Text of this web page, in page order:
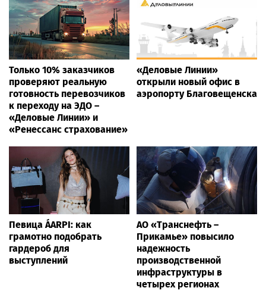
Только 10% заказчиков
проверяют реальную
готовность перевозчиков
к переходу на ЭДО –
«Деловые Линии» и
«Ренессанс страхование»
«Деловые Линии»
открыли новый офис в
аэропорту Благовещенска
Певица ÁARPI: как
грамотно подобрать
гардероб для
выступлений
АО «Транснефть –
Прикамье» повысило
надежность
производственной
инфраструктуры в
четырех регионах